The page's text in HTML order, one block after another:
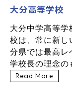
大分高等学校
大分中学高等学
校は、常に新し
分県では最高レ
学校長の理念
Read More